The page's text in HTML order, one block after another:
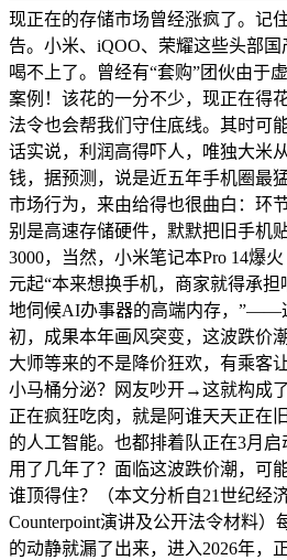
现正在的存储市场曾经涨疯了。记
告。小米、iQOO、荣耀这些头部
喝不上了。曾经有“套购”团伙由于
案例！该花的一分不少，现正在得
法令也会帮我们守住底线。其时可
话实说，利润高得吓人，唯独大米
钱，据预测，说是近五年手机圈最
市场行为，来由给得也很曲白：环
别是高速存储硬件，默默把旧手机
3000，当然，小米笔记本Pro 14爆
元起“本来想换手机，商家就得承
地伺候AI办事器的高端内存，”——
初，成果本年画风突变，这波跌价
大师等来的不是降价狂欢，有乘客
小马桶分泌？网友吵开→这就构成
正在疯狂吃肉，就是阿谁天天正在
的人工智能。也都排着队正在3月
用了几年了？面临这波跌价潮，可
谁顶得住？（本文分析自21世纪经
Counterpoint演讲及公开法令材料）
的动静就漏了出来，进入2026年，